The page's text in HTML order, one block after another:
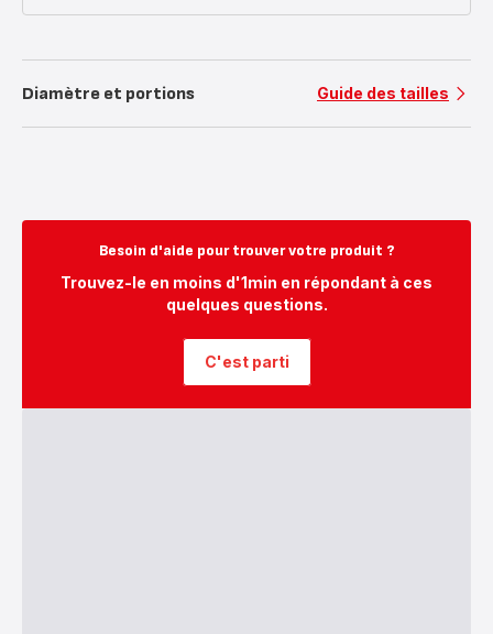
Diamètre et portions Guide des tailles
Besoin d'aide pour trouver votre produit ?
Trouvez-le en moins d'1min en répondant à ces
quelques questions.
C'est parti